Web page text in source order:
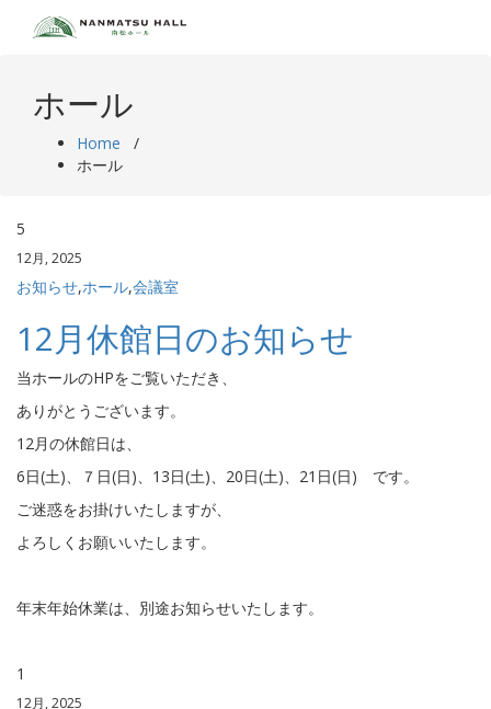
ホール
Home /
ホール
5
12月, 2025
お知らせ,ホール,会議室
12月休館日のお知らせ
当ホールのHPをご覧いただき、
ありがとうございます。
12月の休館日は、
6日(土)、７日(日)、13日(土)、20日(土)、21日(日) です。
ご迷惑をお掛けいたしますが、
よろしくお願いいたします。
年末年始休業は、別途お知らせいたします。
1
12月, 2025